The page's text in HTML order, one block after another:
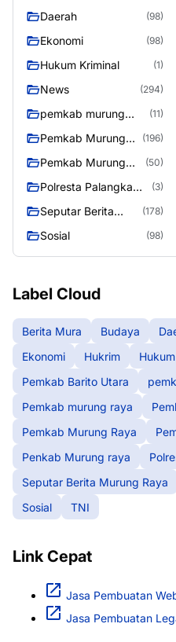
Daerah (98)
Ekonomi (98)
Hukum Kriminal (1)
News (294)
pemkab murung
raya
(11)
Pemkab Murung
raya
(196)
Pemkab Murung
Raya 4
(50)
Polresta Palangka
Raya
(3)
Seputar Berita
Murung Raya
(178)
Sosial (98)
Label Cloud
Berita Mura Budaya
Ekonomi
Hukrim
Pemkab Barito Utara
Pemkab murung raya
Pemkab Murung Raya
Penkab Murung raya
Seputar Berita Murung Raya
Sosial
TNI
Link Cepat
Jasa Pembuatan
Jasa Pembuatan